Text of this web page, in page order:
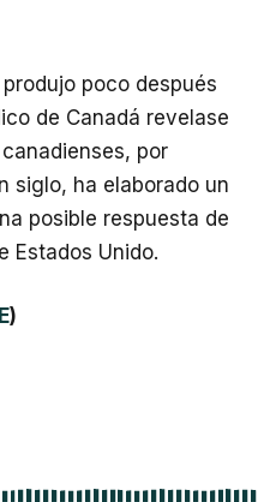
poco después
de Canadá revelase
por
siglo, ha elaborado un
posible respuesta de
Estados Unido.
)